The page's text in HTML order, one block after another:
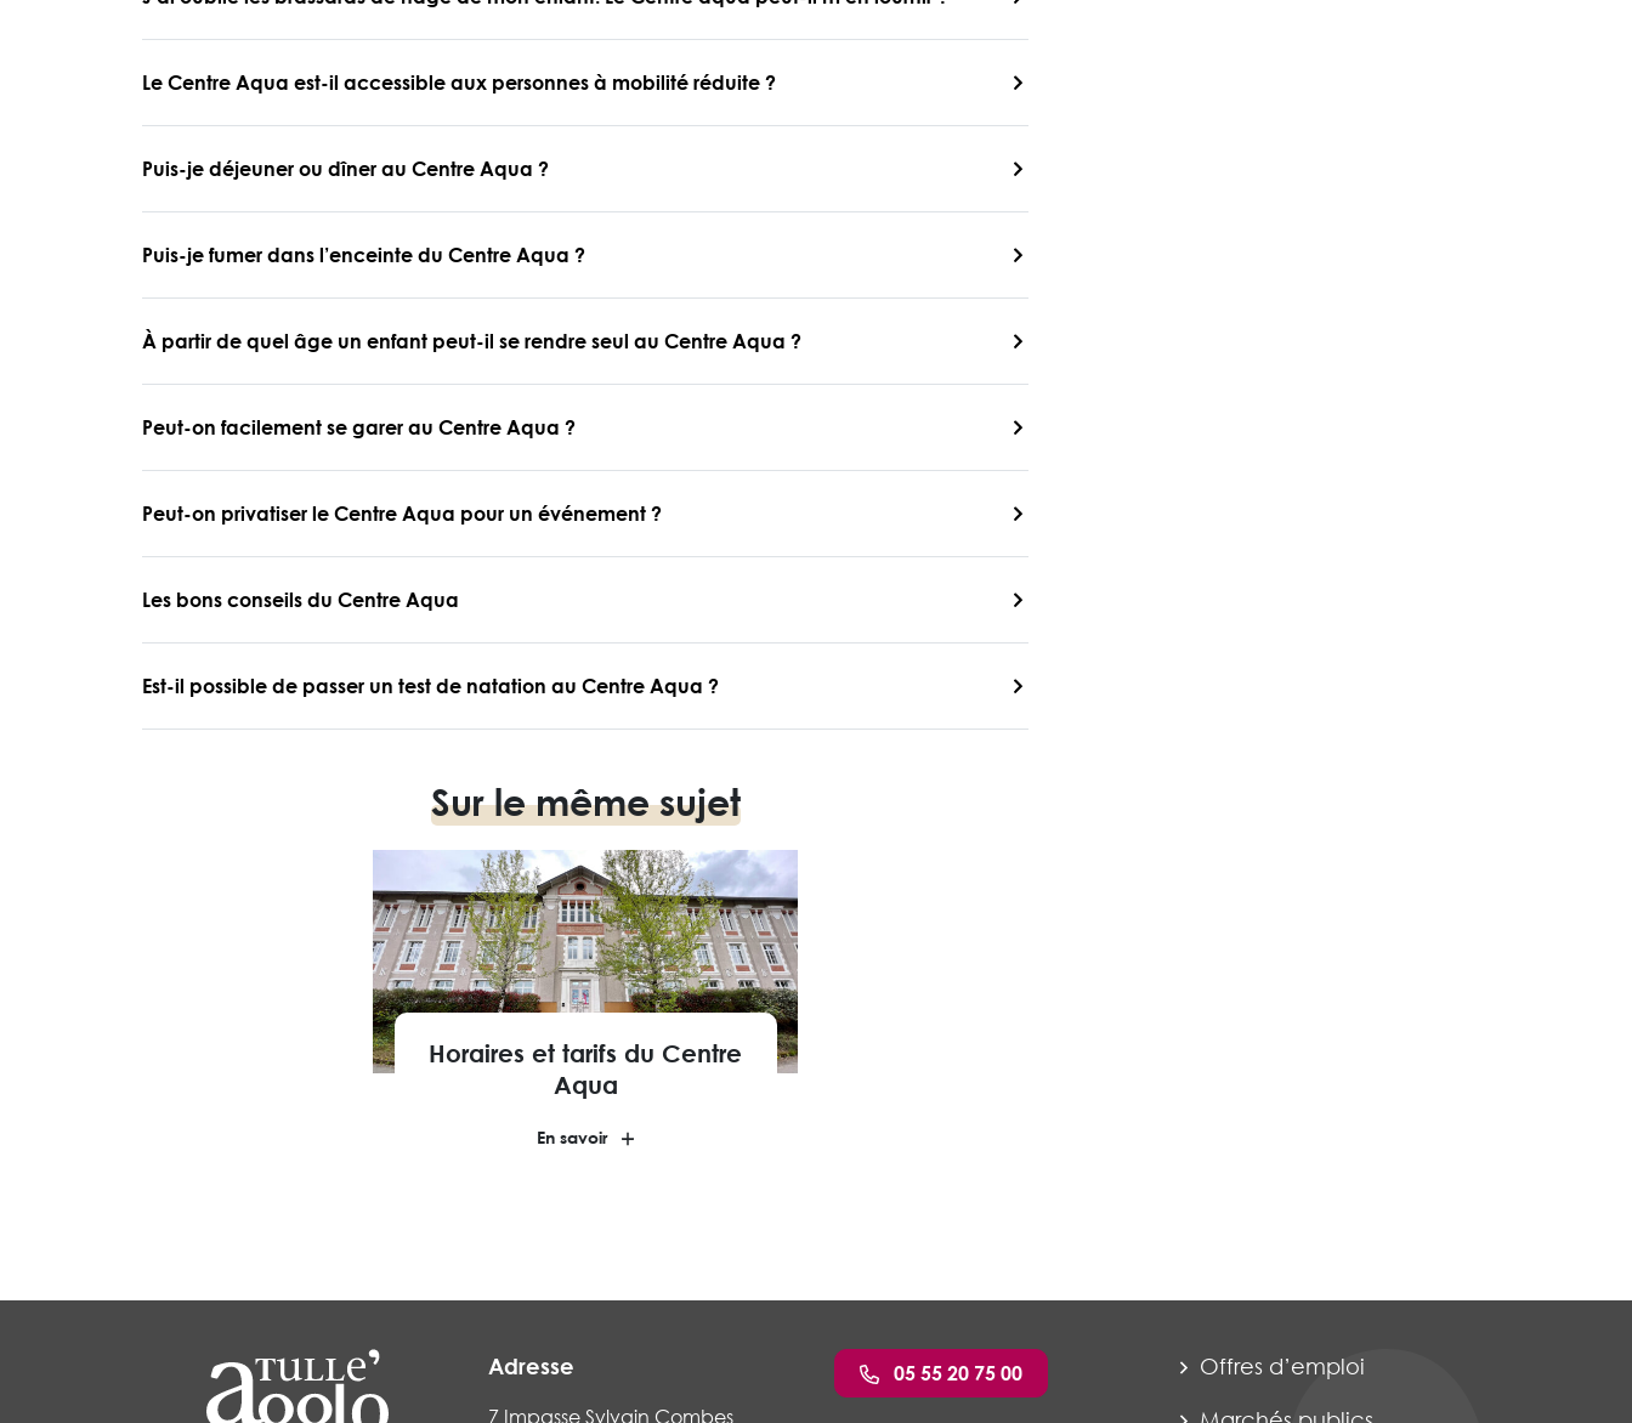
Le Centre Aqua est-il accessible aux personnes à mobilité réduite ?
Puis-je déjeuner ou dîner au Centre Aqua ?
Puis-je fumer dans l’enceinte du Centre Aqua ?
À partir de quel âge un enfant peut-il se rendre seul au Centre Aqua ?
Peut-on facilement se garer au Centre Aqua ?
Peut-on privatiser le Centre Aqua pour un événement ?
Les bons conseils du Centre Aqua
Est-il possible de passer un test de natation au Centre Aqua ?
Sur le même sujet
Horaires et tarifs du Centre
Aqua
En savoir
Adresse
7 Impasse Sylvain Combes
05 55 20 75 00
Offres d’emploi